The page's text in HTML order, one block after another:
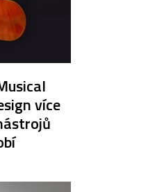
více